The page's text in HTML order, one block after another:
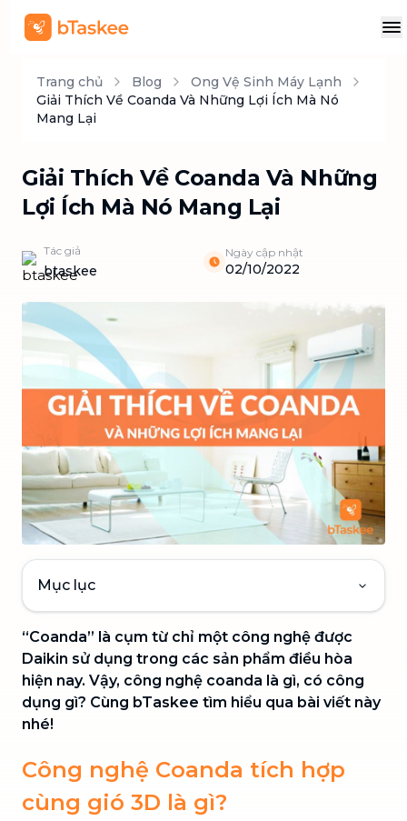
Trang chủ Blog
Ong Vệ Sinh Máy Lạnh
Giải Thích Về Coanda Và Những Lợi Ích Mà Nó
Mang Lại
Giải Thích Về Coanda Và Những
Lợi Ích Mà Nó Mang Lại
Tác giả
btaskee
Ngày cập nhật
02/10/2022
Mục lục
“Coanda” là cụm từ chỉ một công nghệ được
Daikin sử dụng trong các sản phẩm điều hòa
hiện nay. Vậy, công nghệ coanda là gì, có công
dụng gì? Cùng bTaskee tìm hiểu qua bài viết này
nhé!
Công nghệ Coanda tích hợp
cùng gió 3D là gì?